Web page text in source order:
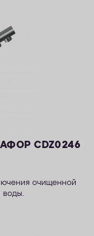
CDZ0246
очищенной
воды.